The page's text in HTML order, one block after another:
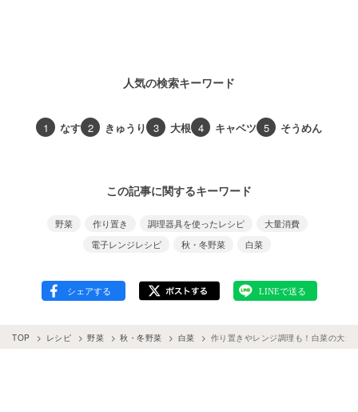
人気の検索キーワード
1 なす 2 きゅうり 3 大根 4 キャベツ 5 そうめん
この記事に関するキーワード
野菜 作り置き 調理器具を使ったレシピ
大量消費
電子レンジレシピ
秋・冬野菜 白菜
TOP レシピ 野菜 秋・冬野菜 白菜 作り置きやレンジ調理も！白菜の大量